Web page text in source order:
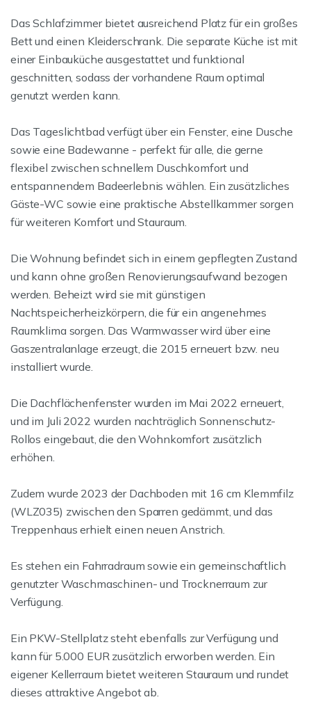
Das Schlafzimmer bietet ausreichend Platz für ein großes
Bett und einen Kleiderschrank. Die separate Küche ist mit
einer Einbauküche ausgestattet und funktional
geschnitten, sodass der vorhandene Raum optimal
genutzt werden kann.
Das Tageslichtbad verfügt über ein Fenster, eine Dusche
sowie eine Badewanne - perfekt für alle, die gerne
flexibel zwischen schnellem Duschkomfort und
entspannendem Badeerlebnis wählen. Ein zusätzliches
Gäste-WC sowie eine praktische Abstellkammer sorgen
für weiteren Komfort und Stauraum.
Die Wohnung befindet sich in einem gepflegten Zustand
und kann ohne großen Renovierungsaufwand bezogen
werden. Beheizt wird sie mit günstigen
Nachtspeicherheizkörpern, die für ein angenehmes
Raumklima sorgen. Das Warmwasser wird über eine
Gaszentralanlage erzeugt, die 2015 erneuert bzw. neu
installiert wurde.
Die Dachflächenfenster wurden im Mai 2022 erneuert,
und im Juli 2022 wurden nachträglich Sonnenschutz-
Rollos eingebaut, die den Wohnkomfort zusätzlich
erhöhen.
Zudem wurde 2023 der Dachboden mit 16 cm Klemmfilz
(WLZ035) zwischen den Sparren gedämmt, und das
Treppenhaus erhielt einen neuen Anstrich.
Es stehen ein Fahrradraum sowie ein gemeinschaftlich
genutzter Waschmaschinen- und Trocknerraum zur
Verfügung.
Ein PKW-Stellplatz steht ebenfalls zur Verfügung und
kann für 5.000 EUR zusätzlich erworben werden. Ein
eigener Kellerraum bietet weiteren Stauraum und rundet
dieses attraktive Angebot ab.